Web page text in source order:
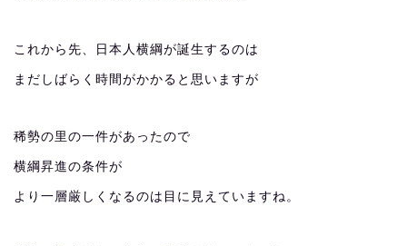
これから先、日本人横綱が誕生するのは
まだしばらく時間がかかると思いますが
稀勢の里の一件があったので
横綱昇進の条件が
より一層厳しくなるのは目に見えていますね。